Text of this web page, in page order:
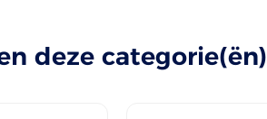
deze categorie(ën)